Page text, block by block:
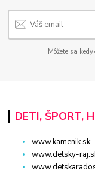
Môžete sa
DETI, ŠPORT,
www.kamenik.sk
www.detsky-